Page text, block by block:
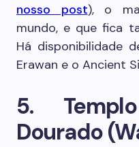
nosso post), o
mundo, e que fica
Há disponibilidade
Erawan e o Ancient
5.
Dourado